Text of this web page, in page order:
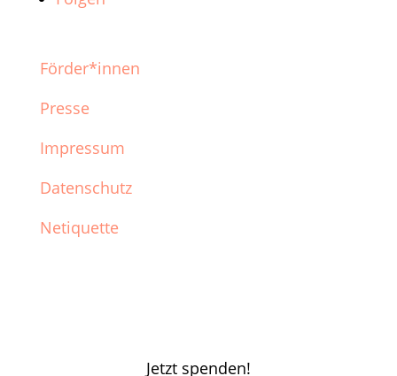
Förder*innen
Presse
Impressum
Datenschutz
Netiquette
Jetzt spenden!